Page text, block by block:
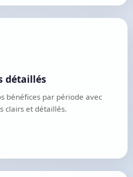
détaillés
bénéfices par période avec
clairs et détaillés.